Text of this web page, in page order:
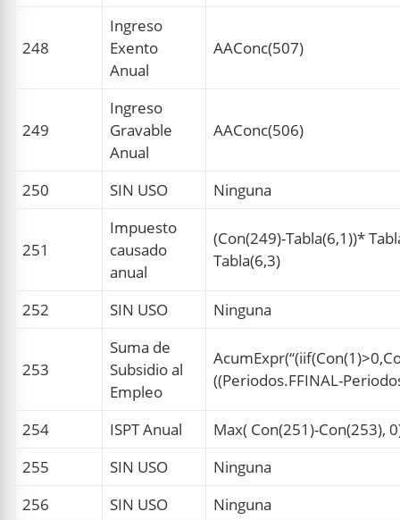
248
Ingreso
Exento
Anual
AAConc(507)
249
Ingreso
Gravable
Anual
AAConc(506)
250 SIN USO Ninguna
251
Impuesto
causado
anual
(Con(249)-Tabla(6,1))*
Tabla(6,3)
252 SIN USO Ninguna
253
Suma de
Subsidio al
Empleo
((Periodos.FFINAL-
254 ISPT Anual
Max( Con(251)-Con(253),
255
SIN USO
Ninguna
256
SIN USO Ninguna